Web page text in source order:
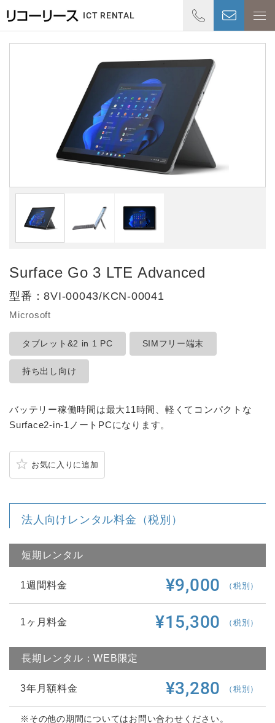
ICT RENTAL
受付
Surface Go 3 LTE Advanced
型番：8VI-00043/KCN-00041
Microsoft
タブレット&2 in 1 PC SIMフリー端末
持ち出し向け
バッテリー稼働時間は最大11時間、軽くてコンパクトな
Surface2-in-1ノートPCになります。
お気に入りに追加
法人向けレンタル料金（税別）
短期レンタル
1週間料金 ¥9,000 （税別）
1ヶ月料金 ¥15,300 （税別）
長期レンタル：WEB限定
3年月額料金 ¥3,280 （税別）
※その他の期間についてはお問い合わせください。